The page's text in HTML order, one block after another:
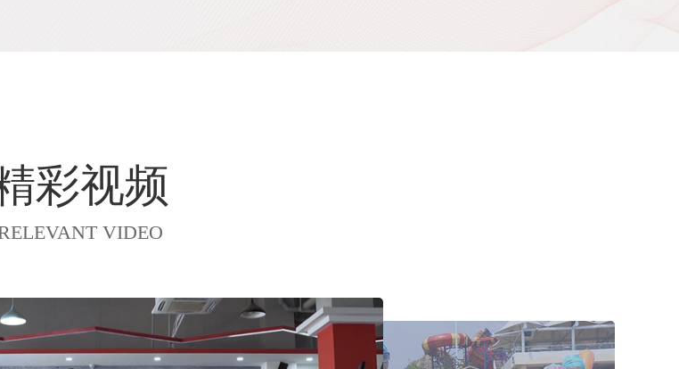
彩视频
VIDEO